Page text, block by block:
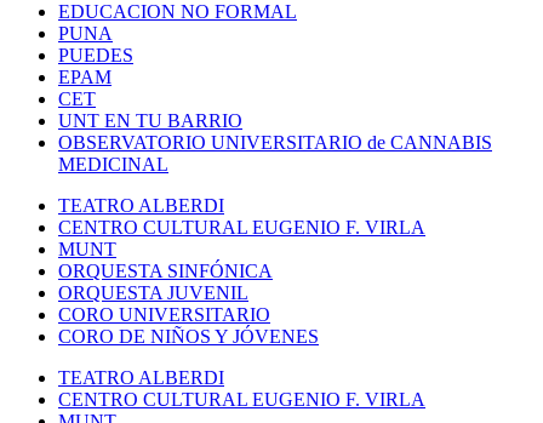
EDUCACION NO FORMAL
PUNA
PUEDES
EPAM
CET
UNT EN TU BARRIO
OBSERVATORIO UNIVERSITARIO de CANNABIS
MEDICINAL
TEATRO ALBERDI
CENTRO CULTURAL EUGENIO F. VIRLA
MUNT
ORQUESTA SINFÓNICA
ORQUESTA JUVENIL
CORO UNIVERSITARIO
CORO DE NIÑOS Y JÓVENES
TEATRO ALBERDI
CENTRO CULTURAL EUGENIO F. VIRLA